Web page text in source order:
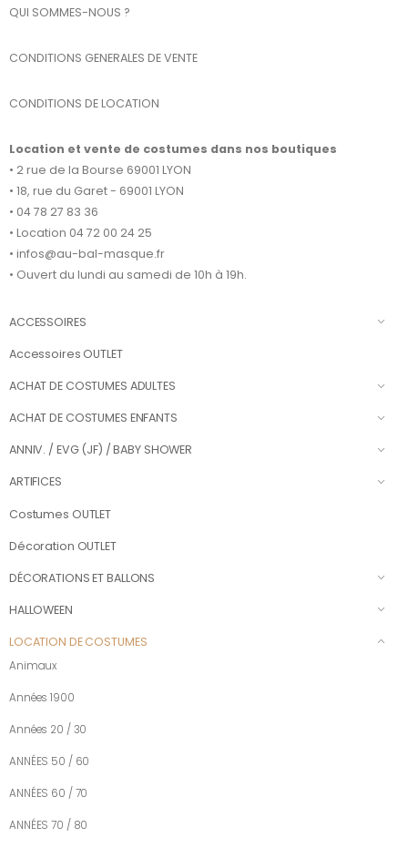
QUI SOMMES-NOUS ?
CONDITIONS GENERALES DE VENTE
CONDITIONS DE LOCATION
Location et vente de costumes dans nos boutiques
• 2 rue de la Bourse 69001 LYON
• 18, rue du Garet - 69001 LYON
• 04 78 27 83 36
• Location 04 72 00 24 25
• infos@au-bal-masque.fr
• Ouvert du lundi au samedi de 10h à 19h.
ACCESSOIRES
Accessoires OUTLET
ACHAT DE COSTUMES ADULTES
ACHAT DE COSTUMES ENFANTS
ANNIV. / EVG (JF) / BABY SHOWER
ARTIFICES
Costumes OUTLET
Décoration OUTLET
DÉCORATIONS ET BALLONS
HALLOWEEN
LOCATION DE COSTUMES
Animaux
Années 1900
Années 20 / 30
ANNÉES 50 / 60
ANNÉES 60 / 70
ANNÉES 70 / 80